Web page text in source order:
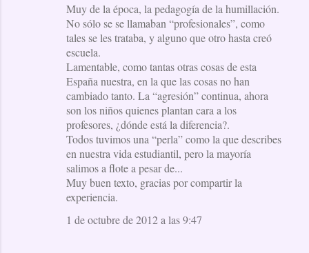
Muy de la época, la pedagogía de la humillación.
No sólo se se llamaban “profesionales”, como
tales se les trataba, y alguno que otro hasta creó
escuela.
Lamentable, como tantas otras cosas de esta
España nuestra, en la que las cosas no han
cambiado tanto. La “agresión” continua, ahora
son los niños quienes plantan cara a los
profesores, ¿dónde está la diferencia?.
Todos tuvimos una “perla” como la que describes
en nuestra vida estudiantil, pero la mayoría
salimos a flote a pesar de...
Muy buen texto, gracias por compartir la
experiencia.
1 de octubre de 2012 a las 9:47